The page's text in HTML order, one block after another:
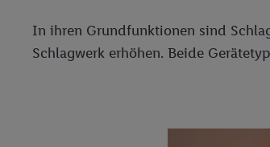
In ihren Grundfunktionen sind
Schlagwerk erhöhen. Beide